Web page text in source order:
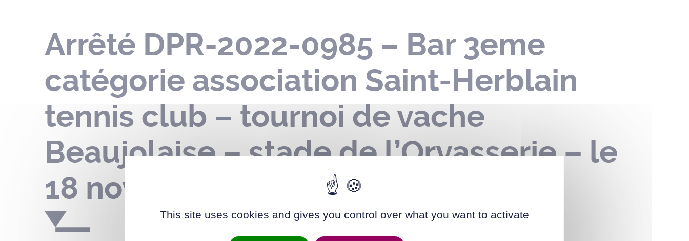
Arrêté DPR-2022-0985 – Bar 3eme
catégorie association Saint-Herblain
tennis club – tournoi de vache
Beaujolaise – stade de l’Orvasserie – le
18 novembre 2022
This site uses cookies and gives you control over what you want to activate